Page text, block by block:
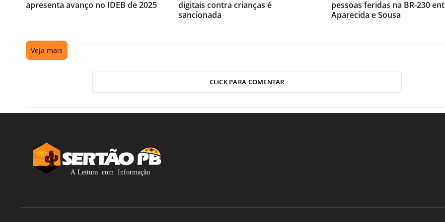
apresenta avanço no IDEB de 2025
digitais contra crianças é
sancionada
pessoas feridas na BR-230
Aparecida e Sousa
Veja mais
CLICK PARA COMENTAR